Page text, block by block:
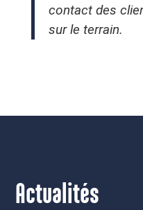
contact des
sur le terrain.
Actualités